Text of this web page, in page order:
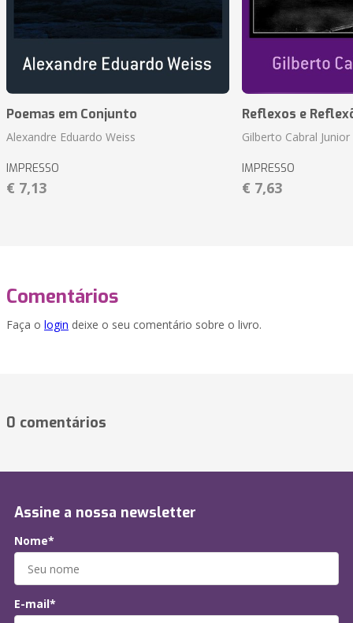
Poemas em Conjunto
Alexandre Eduardo Weiss
IMPRESSO
€ 7,13
Reflexos e
Gilberto Cabral Junior
IMPRESSO
€ 7,63
Comentários
Faça o login deixe o seu comentário sobre o livro.
0 comentários
Assine a nossa newsletter
Nome*
E-mail*